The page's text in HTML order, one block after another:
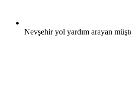
Nevşehir yol yardım arayan